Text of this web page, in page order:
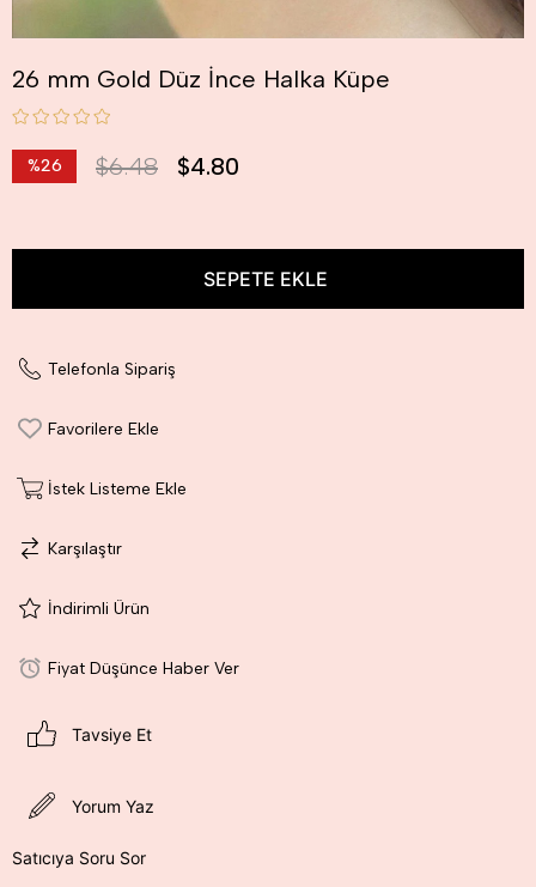
26 mm Gold Düz İnce Halka Küpe
%26
$6.48 $4.80
Telefonla Sipariş
Favorilere Ekle
İstek Listeme Ekle
Karşılaştır
İndirimli Ürün
Fiyat Düşünce Haber Ver
Tavsiye Et
Yorum Yaz
Satıcıya Soru Sor